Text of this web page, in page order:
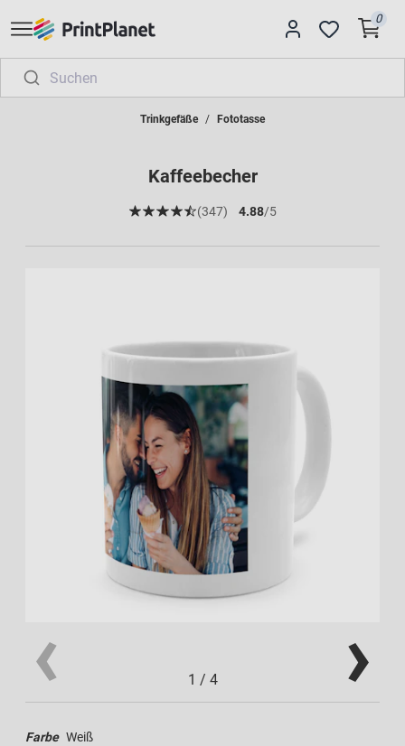
0
Trinkgefäße Fototasse
Kaffeebecher
(347) 4.88/5
1 / 4
Farbe Weiß